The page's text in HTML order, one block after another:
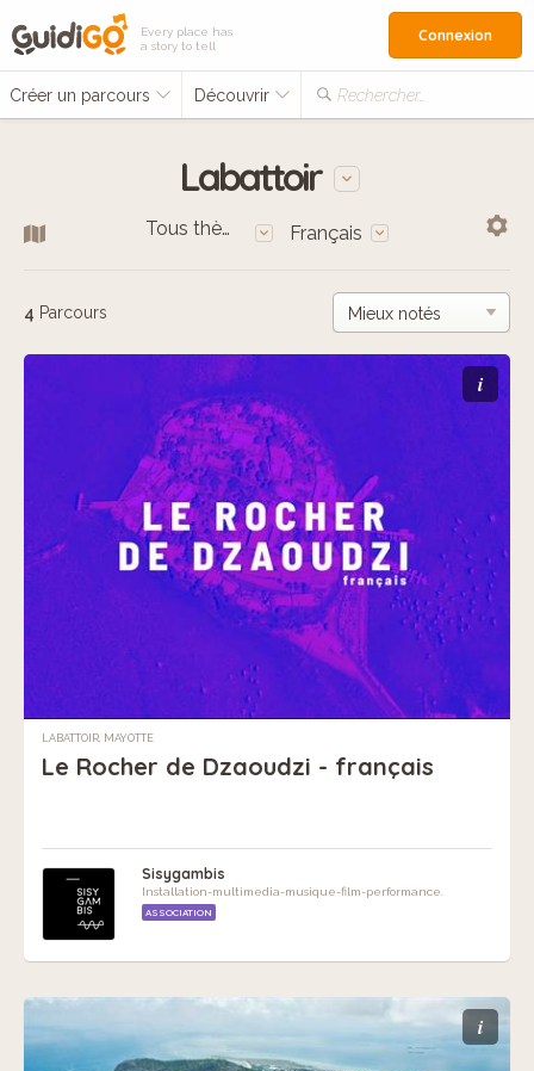
Every place has
a story to tell
Créer un parcours Découvrir Rechercher…
Connexion
Labattoir
Tous thèmes Français
4 Parcours
i
LABATTOIR, MAYOTTE
Le Rocher de Dzaoudzi - français
Sisygambis
Installation-multimedia-musique-film-performance.
ASSOCIATION
i